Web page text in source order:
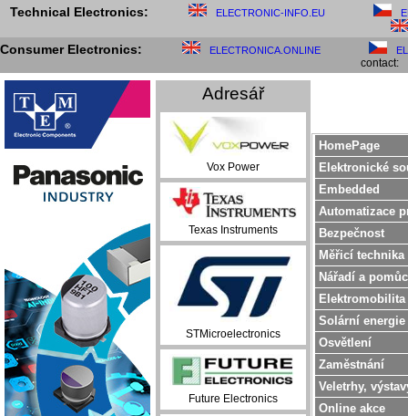
Technical Electronics: ELECTRONIC-INFO.EU
Consumer Electronics: ELECTRONICA.ONLINE
contact:
Adresář
Vox Power
Texas Instruments
STMicroelectronics
Future Electronics
HomePage
Elektronické
Embedded
Automatizace
Bezpečnost
Měřicí technika
Nářadí a
Elektromobilita
Solární energie
Osvětlení
Zaměstnání
Veletrhy,
Online akce